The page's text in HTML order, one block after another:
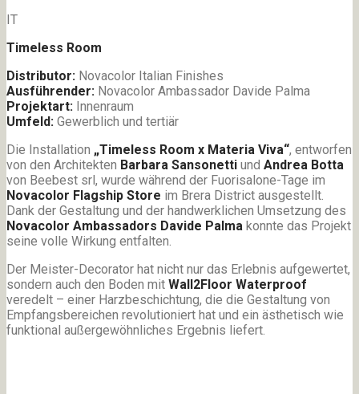
IT
Timeless Room
Distributor: Novacolor Italian Finishes
Ausführender: Novacolor Ambassador Davide Palma
Projektart: Innenraum
Umfeld: Gewerblich und tertiär
Die Installation „Timeless Room x Materia Viva“, entworfen
von den Architekten Barbara Sansonetti und Andrea Botta
von Beebest srl, wurde während der Fuorisalone-Tage im
Novacolor Flagship Store im Brera District ausgestellt.
Dank der Gestaltung und der handwerklichen Umsetzung des
Novacolor Ambassadors Davide Palma konnte das Projekt
seine volle Wirkung entfalten.
Der Meister-Decorator hat nicht nur das Erlebnis aufgewertet,
sondern auch den Boden mit Wall2Floor Waterproof
veredelt – einer Harzbeschichtung, die die Gestaltung von
Empfangsbereichen revolutioniert hat und ein ästhetisch wie
funktional außergewöhnliches Ergebnis liefert.